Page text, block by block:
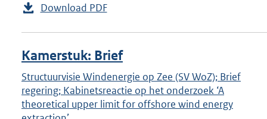
Download PDF
Kamerstuk: Brief
Structuurvisie Windenergie op Zee (SV WoZ); Brief
regering; Kabinetsreactie op het onderzoek ‘A
theoretical upper limit for offshore wind energy